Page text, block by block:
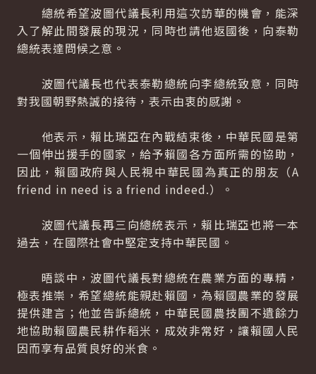
總統希望波圖代議長利用這次訪華的機會，能深
入了解此間發展的現況，同時也請他返國後，向泰勒
總統表達問候之意。
波圖代議長也代表泰勒總統向李總統致意，同時
對我國朝野熱誠的接待，表示由衷的感謝。
他表示，賴比瑞亞在內戰結束後，中華民國是第
一個伸出援手的國家，給予賴國各方面所需的協助，
因此，賴國政府與人民視中華民國為真正的朋友（A
friend in need is a friend indeed.）。
波圖代議長再三向總統表示，賴比瑞亞也將一本
過去，在國際社會中堅定支持中華民國。
晤談中，波圖代議長對總統在農業方面的專精，
極表推崇，希望總統能親赴賴國，為賴國農業的發展
提供建言；他並告訴總統，中華民國農技團不遺餘力
地協助賴國農民耕作稻米，成效非常好，讓賴國人民
因而享有品質良好的米食。